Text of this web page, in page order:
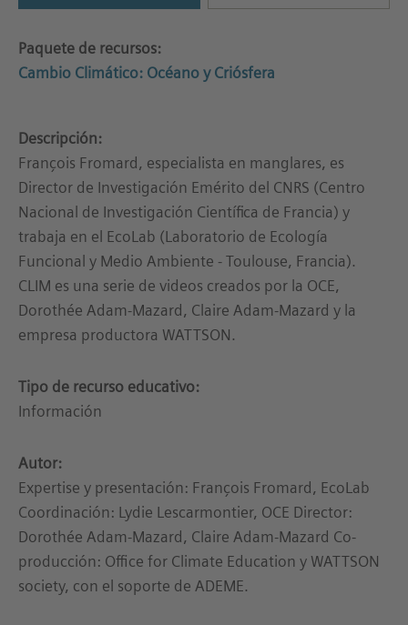
Paquete de recursos:
Cambio Climático: Océano y Criósfera
Descripción:
François Fromard, especialista en manglares, es
Director de Investigación Emérito del CNRS (Centro
Nacional de Investigación Científica de Francia) y
trabaja en el EcoLab (Laboratorio de Ecología
Funcional y Medio Ambiente - Toulouse, Francia).
CLIM es una serie de videos creados por la OCE,
Dorothée Adam-Mazard, Claire Adam-Mazard y la
empresa productora WATTSON.
Tipo de recurso educativo:
Información
Autor:
Expertise y presentación: François Fromard, EcoLab
Coordinación: Lydie Lescarmontier, OCE Director:
Dorothée Adam-Mazard, Claire Adam-Mazard Co-
producción: Office for Climate Education y WATTSON
society, con el soporte de ADEME.